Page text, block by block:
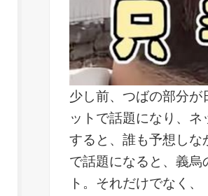
少し前、つばの部分
ットで話題になり、ネ
すると、誰も予想し
で話題になると、義
ト。それだけでなく